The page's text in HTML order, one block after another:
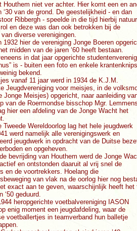
Houthem niet ver achter. Hier komt een en
‘30 van de grond. De geestelijkheid - en dan
Ribbergh - speelde in die tijd hierbij
en deze was dan ook betrokken bij de
diverse verenigingen.
1932 hier de vereniging Jonge Boeren
midden van de jaren ‘60 heeft bestaan.
in dat jaar opgerichte
is - buiten een foto en enkele
bekend.
vanaf 11 jaar werd in 1934 de K.J.M.
Jeugdvereniging voor meisjes, in de
Jonge Meisjes) opgericht, naar aanleiding
van de Roermondse bisschop Mgr.
hier een afdeling van de Jonge Wacht het
Tweede Wereldoorlog lag het hele jeugdwerk
werd namelijk alle verenigingswerk en
jeugdwerk in opdracht van de Duitse
en opgeheven.
bevrijding van Houthem werd de Jonge
en ontstonden daaruit al vrij snel de
en de voortrekkers. Hoelang die
van vlak na de oorlog hier nog
exact aan te geven, waarschijnlijk heeft het
‘50 geduurd.
heropgerichte voetbalvereniging IASON
enig moment een jeugdafdeling, waar de
voetballertjes in teamverband hun balletje